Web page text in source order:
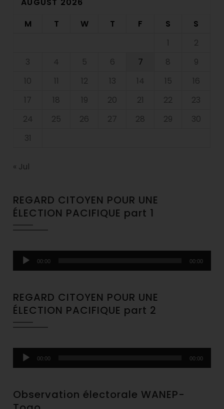
AUGUST 2026
M
T W T F S
S
1
2
3
4 5 6 7 8
9
10
11 12 13 14 15
16
17
18 19 20 21 22
23
24
25 26 27 28 29
30
31
« Jul
REGARD CITOYEN POUR UNE
ÉLECTION PACIFIQUE part 1
Audio
Player
00:00 00:00
REGARD CITOYEN POUR UNE
ÉLECTION PACIFIQUE part 2
Audio
Player
00:00 00:00
Observation électorale WANEP-